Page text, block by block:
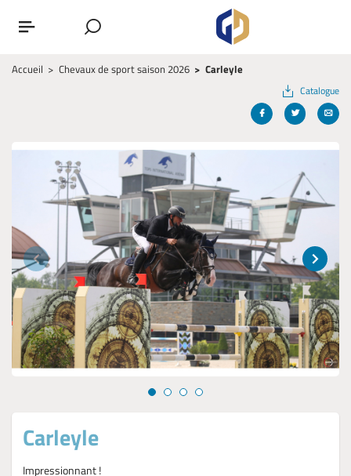
Accueil Chevaux de sport saison 2026 Carleyle
Catalogue
Carleyle
Impressionnant !